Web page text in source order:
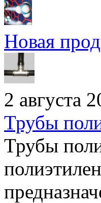
Новая
2 августа
Трубы
Трубы